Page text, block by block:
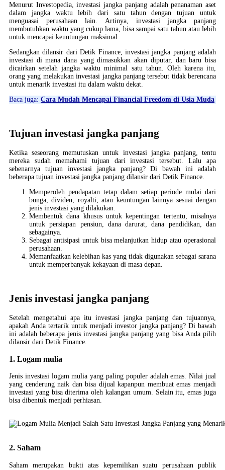
Menurut Investopedia, investasi jangka panjang adalah penanaman aset
dalam jangka waktu lebih dari satu tahun dengan tujuan untuk
menguasai perusahaan lain. Artinya, investasi jangka panjang
membutuhkan waktu yang cukup lama, bisa sampai satu tahun atau lebih
untuk mencapai keuntungan maksimal.
Sedangkan dilansir dari Detik Finance, investasi jangka panjang adalah
investasi di mana dana yang dimasukkan akan diputar, dan baru bisa
dicairkan setelah jangka waktu minimal satu tahun. Oleh karena itu,
orang yang melakukan investasi jangka panjang tersebut tidak berencana
untuk menarik investasi itu dalam waktu dekat.
Baca juga: Cara Mudah Mencapai Financial Freedom di Usia Muda
Tujuan investasi jangka panjang
Ketika seseorang memutuskan untuk investasi jangka panjang, tentu
mereka sudah memahami tujuan dari investasi tersebut. Lalu apa
sebenarnya tujuan investasi jangka panjang? Di bawah ini adalah
beberapa tujuan investasi jangka panjang dilansir dari Detik Finance.
Memperoleh pendapatan tetap dalam setiap periode mulai dari
bunga, dividen, royalti, atau keuntungan lainnya sesuai dengan
jenis investasi yang dilakukan.
Membentuk dana khusus untuk kepentingan tertentu, misalnya
untuk persiapan pensiun, dana darurat, dana pendidikan, dan
sebagainya.
Sebagai antisipasi untuk bisa melanjutkan hidup atau operasional
perusahaan.
Memanfaatkan kelebihan kas yang tidak digunakan sebagai sarana
untuk memperbanyak kekayaan di masa depan.
Jenis investasi jangka panjang
Setelah mengetahui apa itu investasi jangka panjang dan tujuannya,
apakah Anda tertarik untuk menjadi investor jangka panjang? Di bawah
ini adalah beberapa jenis investasi jangka panjang yang bisa Anda pilih
dilansir dari Detik Finance.
1. Logam mulia
Jenis investasi logam mulia yang paling populer adalah emas. Nilai jual
yang cenderung naik dan bisa dijual kapanpun membuat emas menjadi
investasi yang bisa diterima oleh kalangan umum. Selain itu, emas juga
bisa dibentuk menjadi perhiasan.
2. Saham
Saham merupakan bukti atas kepemilikan suatu perusahaan publik